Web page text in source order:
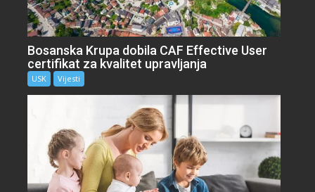
Bosanska Krupa dobila CAF Effective User
certifikat za kvalitet upravljanja
USK Vijesti